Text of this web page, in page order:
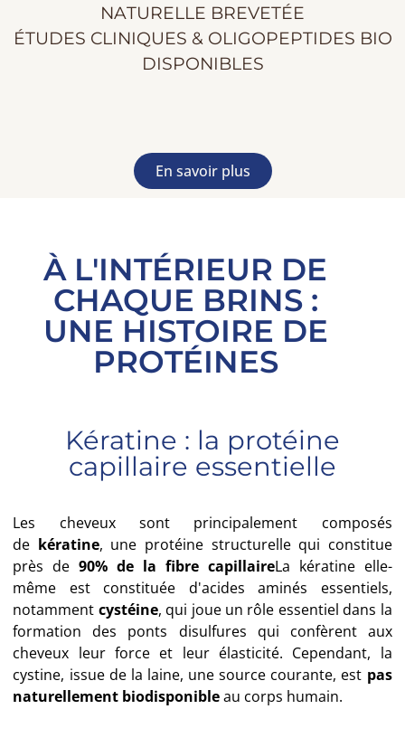
NATURELLE BREVETÉE
ÉTUDES CLINIQUES & OLIGOPEPTIDES BIO
DISPONIBLES
En savoir plus
À L'INTÉRIEUR DE
CHAQUE BRINS :
UNE HISTOIRE DE
PROTÉINES
Kératine : la protéine
capillaire essentielle
Les cheveux sont principalement composés
de kératine, une protéine structurelle qui constitue
près de90% de la fibre capillaireLa kératine elle-
même est constituée d'acides aminés essentiels,
notamment cystéine, qui joue un rôle essentiel dans la
formation des ponts disulfures qui confèrent aux
cheveux leur force et leur élasticité. Cependant, la
cystine, issue de la laine, une source courante, est pas
naturellement biodisponibleau corps humain.